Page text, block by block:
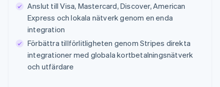
Anslut till Visa, Mastercard, Discover, American
Express och lokala nätverk genom en enda
integration
Förbättra tillförlitligheten genom Stripes direkta
integrationer med globala kortbetalningsnätverk
och utfärdare